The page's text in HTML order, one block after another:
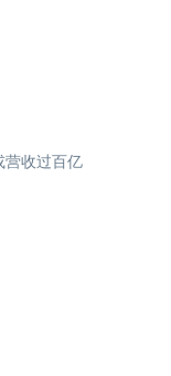
营收过百亿